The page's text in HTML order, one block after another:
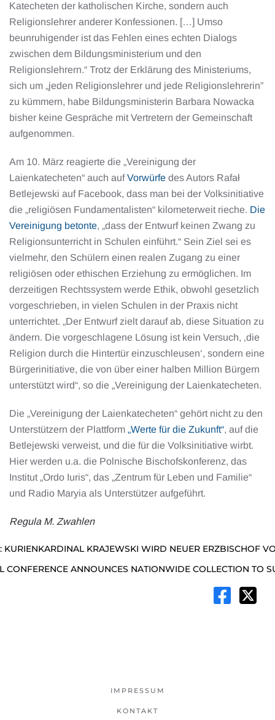
Katecheten der katholischen Kirche, sondern auch
Religionslehrer anderer Konfessionen. […] Umso
beunruhigender ist das Fehlen eines echten Dialogs
zwischen dem Bildungsministerium und den
Religionslehrern.“ Trotz der Erklärung des Ministeriums,
sich um „jeden Religionslehrer und jede Religionslehrerin”
zu kümmern, habe Bildungsministerin Barbara Nowacka
bisher keine Gespräche mit Vertretern der Gemeinschaft
aufgenommen.
Am 10. März reagierte die „Vereinigung der
Laienkatecheten“ auch aufVorwürfe des Autors Rafał
Betlejewski auf Facebook, dass man bei der Volksinitiative
die „religiösen Fundamentalisten“ kilometerweit rieche. Die
Vereinigung betonte, „dass der Entwurf keinen Zwang zu
Religionsunterricht in Schulen einführt.“ Sein Ziel sei es
vielmehr, den Schülern einen realen Zugang zu einer
religiösen oder ethischen Erziehung zu ermöglichen. Im
derzeitigen Rechtssystem werde Ethik, obwohl gesetzlich
vorgeschrieben, in vielen Schulen in der Praxis nicht
unterrichtet. „Der Entwurf zielt darauf ab, diese Situation zu
ändern. Die vorgeschlagene Lösung ist kein Versuch, ‚die
Religion durch die Hintertür einzuschleusen‘, sondern eine
Bürgerinitiative, die von über einer halben Million Bürgern
unterstützt wird“, so die „Vereinigung der Laienkatecheten.
Die „Vereinigung der Laienkatecheten“ gehört nicht zu den
Unterstützern der Plattform „Werte für die Zukunft“, auf die
Betlejewski verweist, und die für die Volksinitiative wirbt.
Hier werden u.a. die Polnische Bischofskonferenz, das
Institut „Ordo Iuris“, das „Zentrum für Leben und Familie“
und Radio Maryia als Unterstützer aufgeführt.
Regula M. Zwahlen
KURIENKARDINAL KRAJEWSKI WIRD NEUER ERZBISCHOF
CONFERENCE ANNOUNCES NATIONWIDE COLLECTION TO
IMPRESSUM
KONTAKT